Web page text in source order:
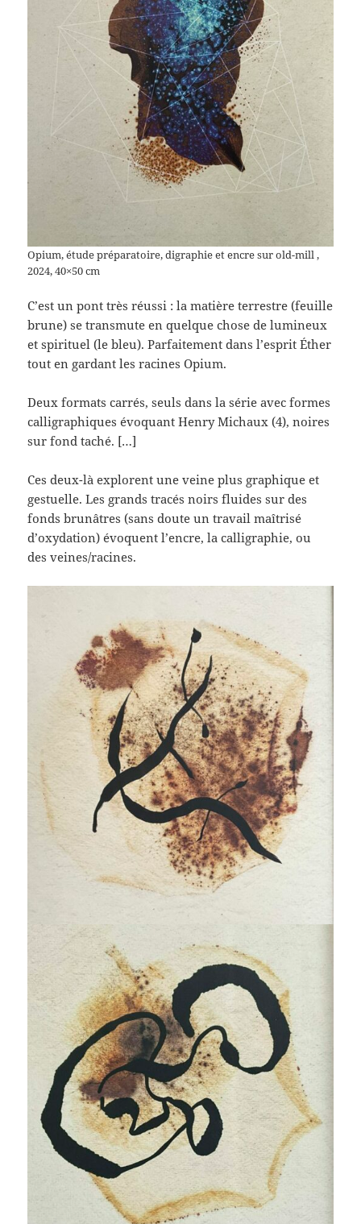
Opium, étude préparatoire, digraphie et encre sur old-mill ,
2024, 40×50 cm
C’est un pont très réussi : la matière terrestre (feuille
brune) se transmute en quelque chose de lumineux
et spirituel (le bleu). Parfaitement dans l’esprit Éther
tout en gardant les racines Opium.
Deux formats carrés, seuls dans la série avec formes
calligraphiques évoquant Henry Michaux (4), noires
sur fond taché. […]
Ces deux-là explorent une veine plus graphique et
gestuelle. Les grands tracés noirs fluides sur des
fonds brunâtres (sans doute un travail maîtrisé
d’oxydation) évoquent l’encre, la calligraphie, ou
des veines/racines.